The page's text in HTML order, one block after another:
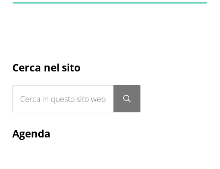
Sidebar
Cerca nel sito
Submit search
Agenda